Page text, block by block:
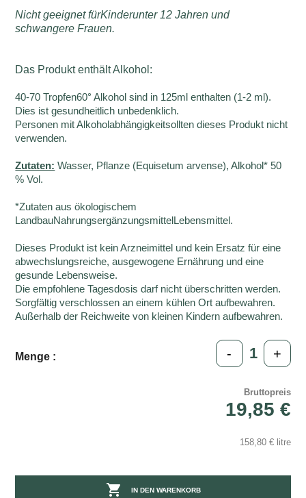
Nicht geeignet fürKinderunter 12 Jahren und
schwangere Frauen.
Das Produkt enthält Alkohol:
40-70 Tropfen60° Alkohol sind in 125ml enthalten (1-2 ml).
Dies ist gesundheitlich unbedenklich.
Personen mit Alkoholabhängigkeitsollten dieses Produkt nicht
verwenden.
Zutaten: Wasser, Pflanze (Equisetum arvense), Alkohol* 50
% Vol.
*Zutaten aus ökologischem
LandbauNahrungsergänzungsmittelLebensmittel.
Dieses Produkt ist kein Arzneimittel und kein Ersatz für eine
abwechslungsreiche, ausgewogene Ernährung und eine
gesunde Lebensweise.
Die empfohlene Tagesdosis darf nicht überschritten werden.
Sorgfältig verschlossen an einem kühlen Ort aufbewahren.
Außerhalb der Reichweite von kleinen Kindern aufbewahren.
Menge : - +
Bruttopreis
19,85 €
158,80 € litre
 IN DEN WARENKORB